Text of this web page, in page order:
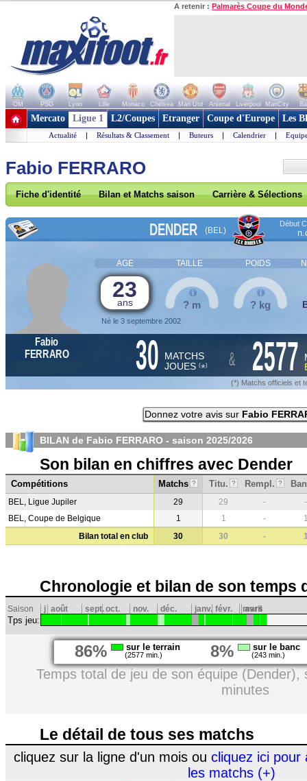
A retenir : Palmarès Coupe du
OM PSG Lyon Lille Monaco Chelsea Man Utd Arsenal Liverpool ManCity
+ de clubs
Mercato Ligue 1 L2/Coupes Etranger Coupe d'Europe Les
Actualité | Résultats & Classement | Buteurs | Calendrier |
Fabio FERRARO
Fiche d'identité Bilan et Matchs saison Carrière & Sélections
DENDER (BEL)
Début
AGE TAILLE POIDS
23
ans
Né le 3 septembre 2002
? m ? kg
Fabio
FERRARO
30 MATCHS
JOUES (*) & 2577
(*) Matchs officiels et
Donnez votre avis sur Fabio
BILAN de Fabio FERRARO - saison 2025/2026
Son bilan en chiffres avec Dender
Compétitions Matchs ? Titu. ? Rempl. ?
BEL, Ligue Jupiler 29 29 -
-
BEL, Coupe de Belgique
1 1 -
Bilan total en club
30 30 -
Chronologie et bilan de son temps
Saison j août sept.oct. nov. déc. janv. févr. mars
avril
Tps jeu:
86% sur le terrain
(2577 min.) 8% sur le banc
(243 min.)
Temps total de jeu de son équipe (Dender),
minutes
Le détail de tous ses matchs
cliquez sur la ligne d'un mois ou cliquez ici pour
les matchs (+)